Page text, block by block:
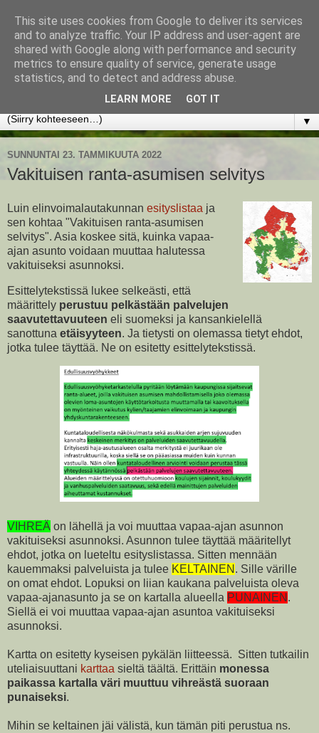
www.jyrkikokko.fi
Uusi Suunta - Jokainen hetki tarjoaa tilaisuuden muuttaa
▼
SUNNUNTAI 23. TAMMIKUUTA 2022
Vakituisen ranta-asumisen selvitys
Luin elinvoimalautakunnan esityslistaa ja
sen kohtaa "Vakituisen ranta-asumisen
selvitys". Asia koskee sitä, kuinka vapaa-
ajan asunto voidaan muuttaa halutessa
vakituiseksi asunnoksi.
Esittelytekstissä lukee selkeästi, että
määrittely perustuu pelkästään palvelujen
saavutettavuuteen eli suomeksi ja kansankielellä
sanottuna etäisyyteen. Ja tietysti on olemassa tietyt ehdot,
jotka tulee täyttää. Ne on esitetty esittelytekstissä.
VIHREÄ on lähellä ja voi muuttaa vapaa-ajan asunnon
vakituiseksi asunnoksi. Asunnon tulee täyttää määritellyt
ehdot, jotka on lueteltu esityslistassa. Sitten mennään
kauemmaksi palveluista ja tulee KELTAINEN . Sille värille
on omat ehdot. Lopuksi on liian kaukana palveluista oleva
vapaa-ajanasunto ja se on kartalla alueella PUNAINEN .
Siellä ei voi muuttaa vapaa-ajan asuntoa vakituiseksi
asunnoksi.
Kartta on esitetty kyseisen pykälän liitteessä. Sitten tutkailin
uteliaisuuttani karttaa sieltä täältä. Erittäin monessa
paikassa kartalla väri muuttuu vihreästä suoraan
punaiseksi.
Mihin se keltainen jäi välistä, kun tämän piti perustua ns.
This site uses cookies from Google to deliver its services
and to analyze traffic. Your IP address and user-agent are
shared with Google along with performance and security
metrics to ensure quality of service, generate usage
statistics, and to detect and address abuse.
LEARN MORE GOT IT